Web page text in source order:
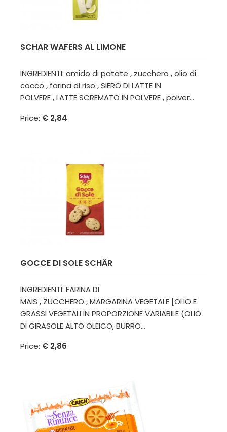
SCHAR WAFERS AL LIMONE
INGREDIENTI: amido di patate , zucchero , olio di
cocco , farina di riso , SIERO DI LATTE IN
POLVERE , LATTE SCREMATO IN POLVERE , polver...
Price: € 2,84
GOCCE DI SOLE SCHÄR
INGREDIENTI: FARINA DI
MAIS , ZUCCHERO , MARGARINA VEGETALE [OLIO E
GRASSI VEGETALI IN PROPORZIONE VARIABILE (OLIO
DI GIRASOLE ALTO OLEICO, BURRO...
Price: € 2,86